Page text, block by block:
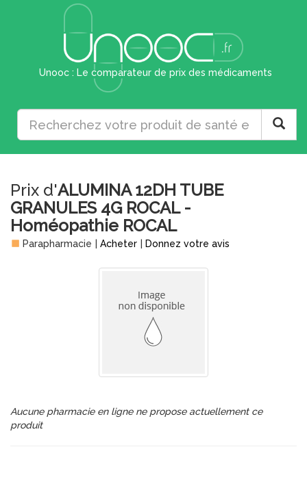
Unooc : Le comparateur de prix des médicaments
Prix d'ALUMINA 12DH TUBE
GRANULES 4G ROCAL -
Homéopathie ROCAL
Parapharmacie Acheter Donnez votre avis
Aucune pharmacie en ligne ne propose actuellement ce
produit